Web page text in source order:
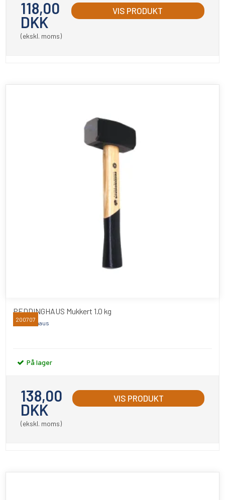
118,00
DKK
(ekskl. moms)
VIS PRODUKT
PEDDINGHAUS Mukkert 1.0 kg
Peddinghaus
200707
På lager
138,00
DKK
(ekskl. moms)
VIS PRODUKT